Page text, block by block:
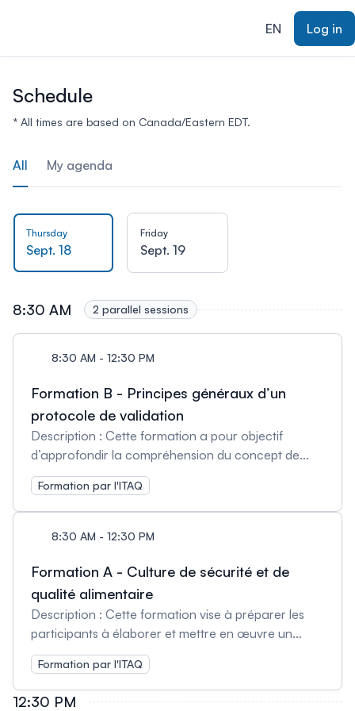
EN
Log in
Schedule
* All times are based on Canada/Eastern EDT.
All My agenda
Thursday
Sept. 18
Friday
Sept. 19
8:30 AM 2 parallel sessions
8:30 AM - 12:30 PM
Formation B - Principes généraux d’un
protocole de validation
Description : Cette formation a pour objectif
d’approfondir la compréhension du concept de
validation en précisant sa définition et en identifiant
les divers usages et objectifs qui lui sont associés.
Clientèle : Personnel technique et professionnel du
secteur de la transformation alimentaire,
processus de validation et impliqué dans la gestion
de ces processus. Formateur : Simon Véronneau
est un professionnel accompli avec plus de 20
années d’expérience dans divers secteurs de
l’industrie agroalimentaire : gestion de systèmes,
qualité, analyses de laboratoire, recherche et
procédés et gestion d’équipes de production et de
Formation par l'ITAQ
8:30 AM - 12:30 PM
Formation A - Culture de sécurité et de
qualité alimentaire
Description : Cette formation vise à préparer les
participants à élaborer et mettre en œuvre un
programme de culture de sécurité et qualité
alimentaire au sein d'une entreprise, en s’appuyant
sur les exigences des référentiels reconnus par le
Formation par l'ITAQ
12:30 PM